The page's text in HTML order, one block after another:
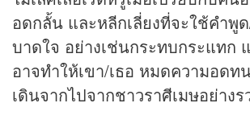
อดกลั้น และหลีกเลี่ยงที่จะใช้คำพู
บาดใจ อย่างเช่นกระทบกระแทก
อาจทำให้เขา/เธอ หมดความอด
เดินจากไปจากชาวราศีเมษอย่างร